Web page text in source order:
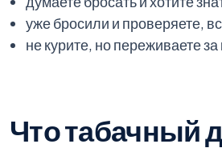
уже бросили и проверяете,
не курите, но переживаете
Что табачный